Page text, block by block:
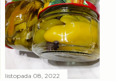
listopada 08, 2022